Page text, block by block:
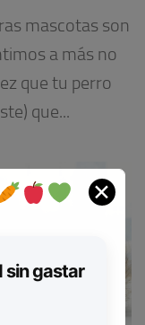
mascotas son
a más no
que tu perro
que...
✕
sin gastar